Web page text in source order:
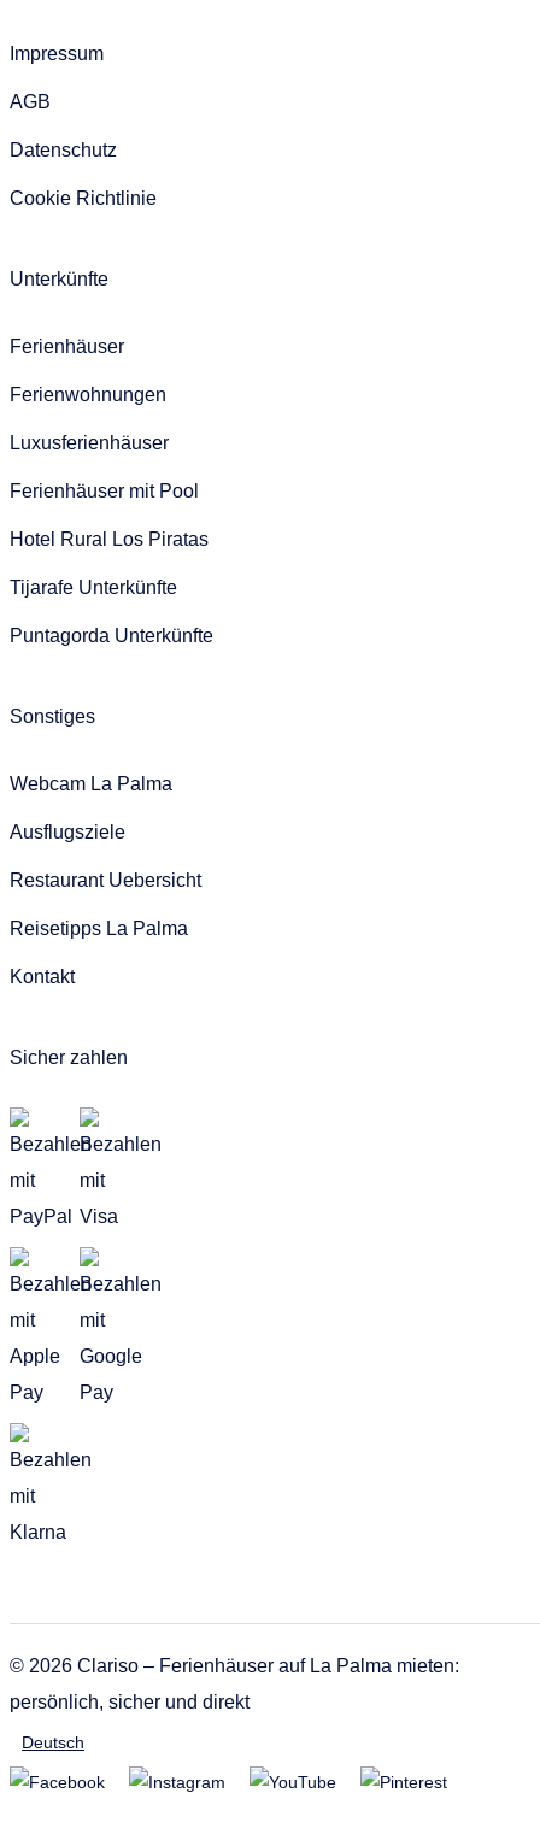
Impressum
AGB
Datenschutz
Cookie Richtlinie
Unterkünfte
Ferienhäuser
Ferienwohnungen
Luxusferienhäuser
Ferienhäuser mit Pool
Hotel Rural Los Piratas
Tijarafe Unterkünfte
Puntagorda Unterkünfte
Sonstiges
Webcam La Palma
Ausflugsziele
Restaurant Uebersicht
Reisetipps La Palma
Kontakt
Sicher zahlen
© 2026 Clariso – Ferienhäuser auf La Palma mieten:
persönlich, sicher und direkt
Deutsch